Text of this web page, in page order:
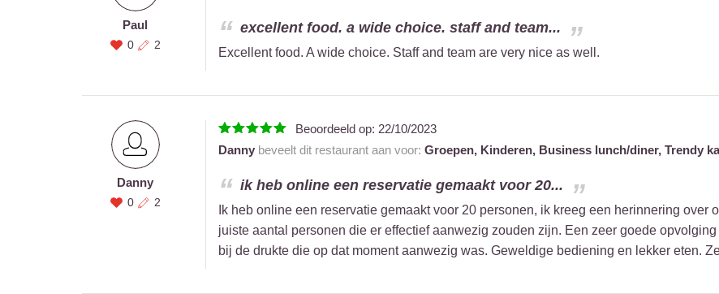
Paul
0 2
excellent food. a wide choice. staff and team...
Excellent food. A wide choice. Staff and team are very nice as well.
Danny
0 2
Beoordeeld op: 22/10/2023
Dannybeveelt dit restaurant aan voor: Groepen, Kinderen, Business lunch/diner, Trendy
ik heb online een reservatie gemaakt voor 20...
Ik heb online een reservatie gemaakt voor 20 personen, ik kreeg een herinnering over
juiste aantal personen die er effectief aanwezig zouden zijn. Een zeer goede
bij de drukte die op dat moment aanwezig was. Geweldige bediening en lekker eten.